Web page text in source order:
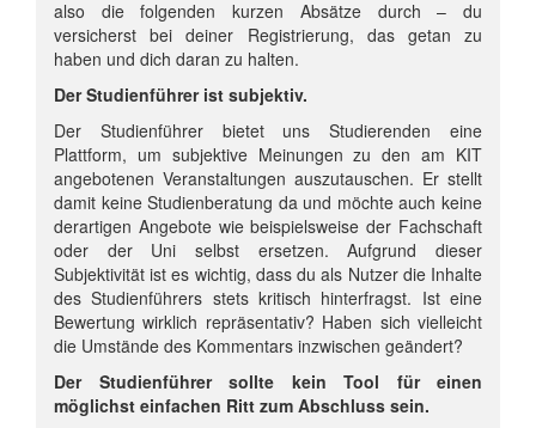
also die folgenden kurzen Absätze durch – du
versicherst bei deiner Registrierung, das getan zu
haben und dich daran zu halten.
Der Studienführer ist subjektiv.
Der Studienführer bietet uns Studierenden eine
Plattform, um subjektive Meinungen zu den am KIT
angebotenen Veranstaltungen auszutauschen. Er stellt
damit keine Studienberatung da und möchte auch keine
derartigen Angebote wie beispielsweise der Fachschaft
oder der Uni selbst ersetzen. Aufgrund dieser
Subjektivität ist es wichtig, dass du als Nutzer die Inhalte
des Studienführers stets kritisch hinterfragst. Ist eine
Bewertung wirklich repräsentativ? Haben sich vielleicht
die Umstände des Kommentars inzwischen geändert?
Der Studienführer sollte kein Tool für einen
möglichst einfachen Ritt zum Abschluss sein.